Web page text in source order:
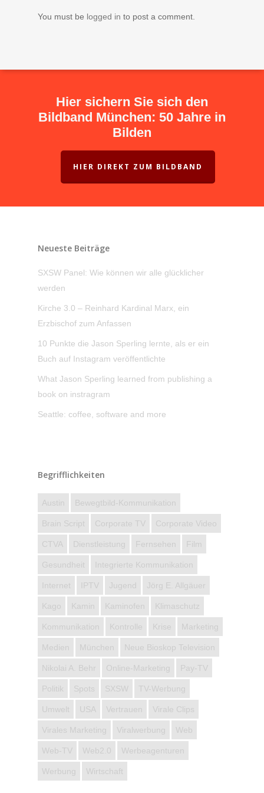
You must be logged in to post a comment.
Hier sichern Sie sich den
Bildband München: 50 Jahre in
Bilden
HIER DIREKT ZUM BILDBAND
Neueste Beiträge
SXSW Panel: Wie können wir alle glücklicher
werden
Kirche 3.0 – Reinhard Kardinal Marx, ein
Erzbischof zum Anfassen
10 Punkte die Jason Sperling lernte, als er ein
Buch auf Instagram veröffentlichte
What Jason Sperling learned from publishing a
book on instragram
Seattle: coffee, software and more
Begrifflichkeiten
Austin Bewegtbild-Kommunikation
Brain Script Corporate TV Corporate Video
CTVA Dienstleistung Fernsehen Film
Gesundheit Integrierte Kommunikation
Internet IPTV Jugend Jörg E. Allgäuer
Kago Kamin Kaminofen Klimaschutz
Kommunikation Kontrolle Krise Marketing
Medien München Neue Bioskop Television
Nikolai A. Behr Online-Marketing Pay-TV
Politik Spots SXSW TV-Werbung
Umwelt USA Vertrauen Virale Clips
Virales Marketing Viralwerbung Web
Web-TV Web2.0 Werbeagenturen
Werbung Wirtschaft